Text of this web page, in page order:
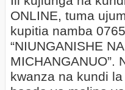
ONLINE, tuma
kupitia namba
“NIUNGANISHE
MICHANGANUO”.
kwanza na kundi